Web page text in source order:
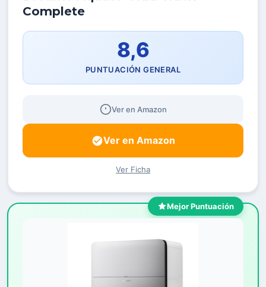
Complete
8,6
PUNTUACIÓN GENERAL
Ver en Amazon
Ver en Amazon
Ver Ficha
Mejor Puntuación